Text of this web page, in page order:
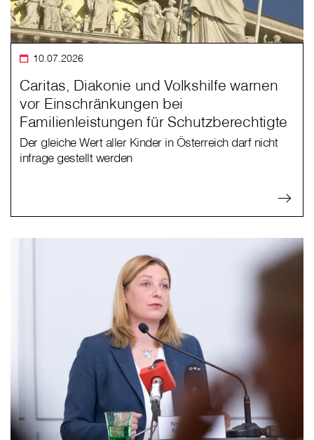
10.07.2026
Caritas, Diakonie und Volkshilfe warnen
vor Einschränkungen bei
Familienleistungen für Schutzberechtigte
Der gleiche Wert aller Kinder in Österreich darf nicht
infrage gestellt werden